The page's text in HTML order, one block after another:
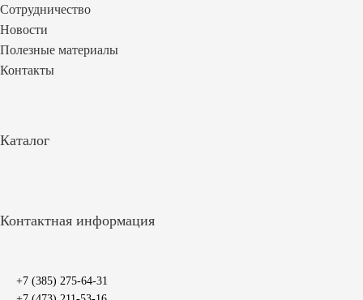
Сотрудничество
Новости
Полезные материалы
Контакты
Каталог
Контактная информация
+7 (385) 275-64-31